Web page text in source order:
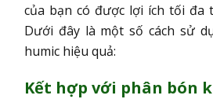
của bạn có được lợi ích tối đa
Dưới đây là một số cách sử
humic hiệu quả:
Kết hợp với phân bón